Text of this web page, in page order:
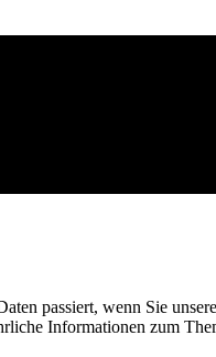
passiert, wenn Sie
Informationen zum